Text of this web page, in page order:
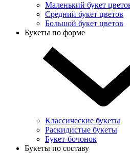
Маленький букет
Средний букет цветов
Большой букет цветов
Букеты по форме
Классические букеты
Раскидистые букеты
Букет-бочонок
Букеты по составу